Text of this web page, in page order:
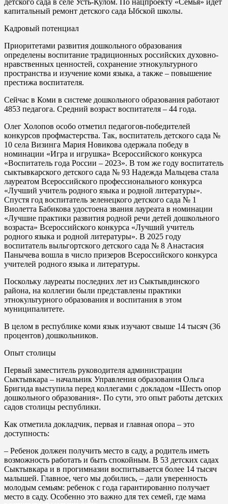
капитальный ремонт детского сада Ыбской школы.
Кадровый потенциал
Приоритетами развития дошкольного образования
определены воспитание традиционных российских духовно-
нравственных ценностей, сохранение этнокультурного
пространства и изучение коми языка, а также – повышение
престижа воспитателя.
Сейчас в Коми в системе дошкольного образования работают
4853 педагога. Средний возраст воспитателя – 44 года.
Олег Холопов особо отметил педагогов-победителей
конкурсов профмастерства. Так, воспитатель детского сада №
10 села Визинга Мария Новикова одержала победу в
номинации «Игра и игрушка» Всероссийского конкурса
«Воспитатель года России – 2023». В том же году воспитатель
сыктывкарского детского сада № 93 Надежда Мальцева стала
лауреатом Всероссийского профессионального конкурса
«Лучший учитель родного языка и родной литературы».
Спустя год воспитатель зеленецкого детского сада № 1
Виолетта Бабикова удостоена звания лауреата в номинации
«Лучшие практики развития родной речи детей дошкольного
возраста» Всероссийского конкурса «Лучший учитель
родного языка и родной литературы». В 2025 году
воспитатель выльгортского детского сада № 8 Анастасия
Панычева вошла в число призеров Всероссийского конкурса
учителей родного языка и литературы.
Поскольку лауреаты последних лет из Сыктывдинского
района, на коллегии были представлены практики
этнокультурного образования и воспитания в этом
муниципалитете.
В целом в республике коми язык изучают свыше 14 тысяч (36
процентов) дошкольников.
Опыт столицы
Первый заместитель руководителя администрации
Сыктывкара – начальник Управления образования Ольга
Бригида выступила перед коллегами с докладом «Шесть опор
дошкольного образования». По сути, это опыт работы детских
садов столицы республики.
Как отметила докладчик, первая и главная опора – это
доступность:
– Ребенок должен получить место в саду, а родитель иметь
возможность работать и быть спокойным. В 53 детских садах
Сыктывкара и в прогимназии воспитывается более 14 тысяч
малышей. Главное, чего мы добились, – дали уверенность
молодым семьям: ребенок с года гарантированно получает
место в саду. Особенно это важно для тех семей, где мама